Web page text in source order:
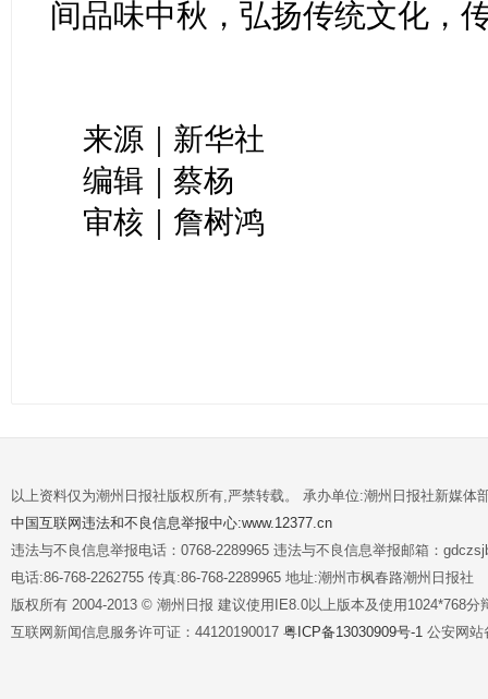
间品味中秋，弘扬传统文化，
来源｜新华社
编辑｜蔡杨
审核｜詹树鸿
以上资料仅为潮州日报社版权所有,严禁转载。 承办单位:潮州日报社新媒体
中国互联网违法和不良信息举报中心:www.12377.cn
违法与不良信息举报电话：0768-2289965 违法与不良信息举报邮箱：
电话:86-768-2262755 传真:86-768-2289965 地址:潮州市枫春路潮州日报社
版权所有 2004-2013 © 潮州日报 建议使用IE8.0以上版本及使用1024*768分
互联网新闻信息服务许可证：44120190017 粤ICP备13030909号-1 公安网站